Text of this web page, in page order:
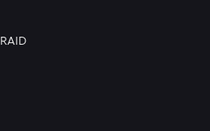
النسخ الاحتياطي لبطارية RAID